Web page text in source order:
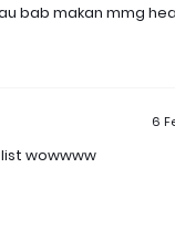
bab makan mmg
6
wowwww